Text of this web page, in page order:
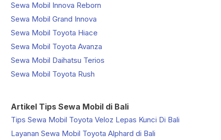
Sewa Mobil Innova Reborn
Sewa Mobil Grand Innova
Sewa Mobil Toyota Hiace
Sewa Mobil Toyota Avanza
Sewa Mobil Daihatsu Terios
Sewa Mobil Toyota Rush
Artikel Tips Sewa Mobil di Bali
Tips Sewa Mobil Toyota Veloz Lepas Kunci Di Bali
Layanan Sewa Mobil Toyota Alphard di Bali